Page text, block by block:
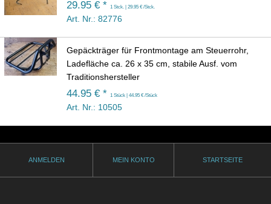
29.95 € * 1 Stck. | 29.95 € /Stck.
Art. Nr.: 82776
Gepäckträger für Frontmontage am Steuerrohr,
Ladefläche ca. 26 x 35 cm, stabile Ausf. vom
Traditionshersteller
44.95 € * 1 Stück | 44.95 € /Stück
Art. Nr.: 10505
ANMELDEN MEIN KONTO STARTSEITE